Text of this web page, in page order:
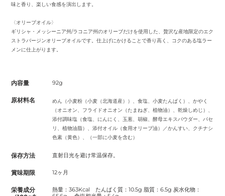
味と香り、楽しい食感を演出します。
〈オリーブオイル〉
ギリシャ・メッシーニア州/ラコニア州のオリーブだけを使用した、贅沢な産地限定のエク
ストラバージンオリーブオイルです。仕上げにかけることで香り高く、コクのある塩ラー
メンに仕上がります。
内容量 92g
原材料名
めん（小麦粉（小麦（北海道産））、食塩、小麦たんぱく）、かやく
（オニオン、フライドオニオン（たまねぎ、植物油）、乾燥しめじ）、
添付調味塩（食塩、にんにく、玉葱、胡椒、酵母エキスパウダー、パセ
リ、植物油脂）、添付オイル（食用オリーブ油）／かんすい、クチナシ
色素（黄色）、（一部に小麦を含む）
保存方法 直射日光を避け常温保存。
賞味期限 12ヶ月
栄養成分
熱量：363Kcal たんぱく質：10.5g 脂質：6.5g 炭水化物：